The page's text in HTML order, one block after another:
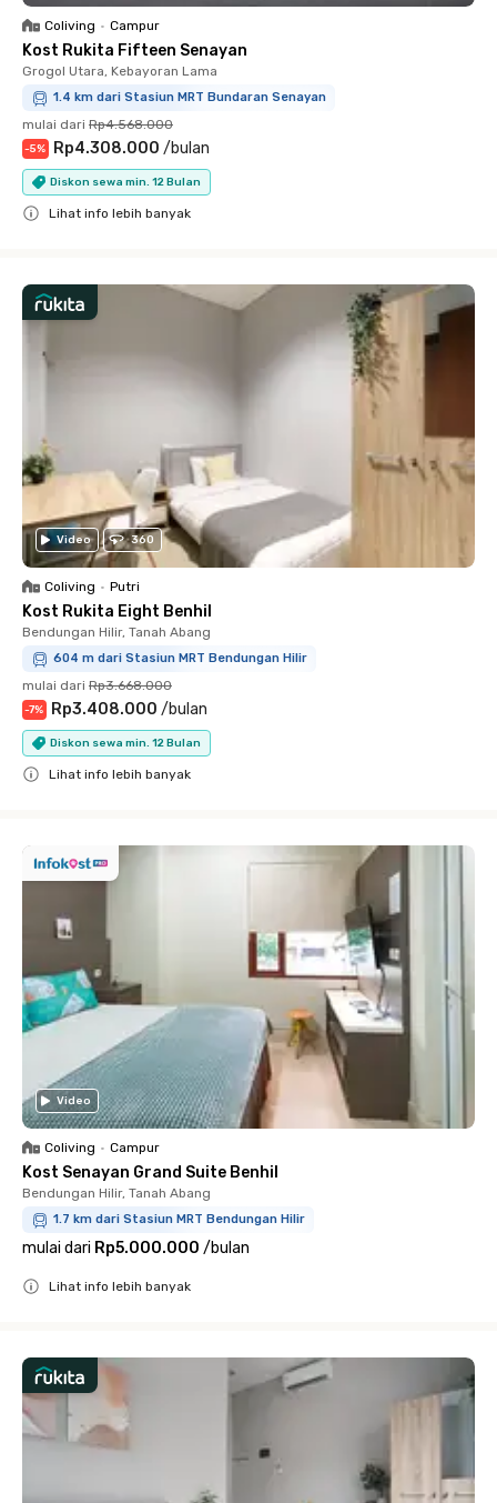
Coliving • Campur
Kost Rukita Fifteen Senayan
Grogol Utara, Kebayoran Lama
1.4 km dari Stasiun MRT Bundaran Senayan
mulai dari Rp4.568.000
-5% Rp4.308.000 /bulan
Diskon sewa min. 12 Bulan
Lihat info lebih banyak
Video 360
Coliving • Putri
Kost Rukita Eight Benhil
Bendungan Hilir, Tanah Abang
604 m dari Stasiun MRT Bendungan Hilir
mulai dari Rp3.668.000
-7% Rp3.408.000 /bulan
Diskon sewa min. 12 Bulan
Lihat info lebih banyak
Video
Coliving • Campur
Kost Senayan Grand Suite Benhil
Bendungan Hilir, Tanah Abang
1.7 km dari Stasiun MRT Bendungan Hilir
mulai dari Rp5.000.000 /bulan
Lihat info lebih banyak